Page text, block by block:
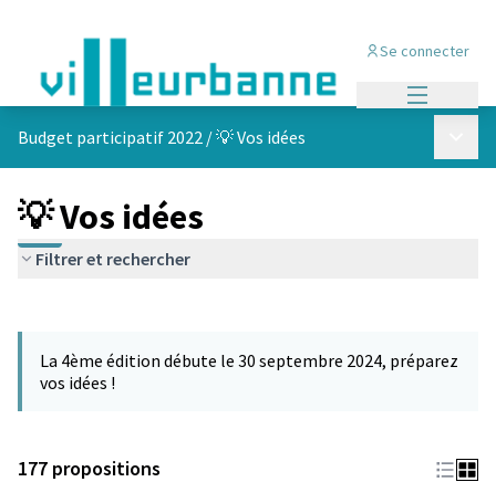
Se connecter
Budget participatif 2022 /💡 Vos idées
💡 Vos idées
Filtrer et rechercher
−
La 4ème édition débute le 30 septembre 2024, préparez
vos idées !
177 propositions